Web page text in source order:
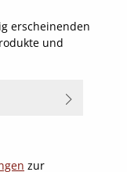
erscheinenden
und
zur